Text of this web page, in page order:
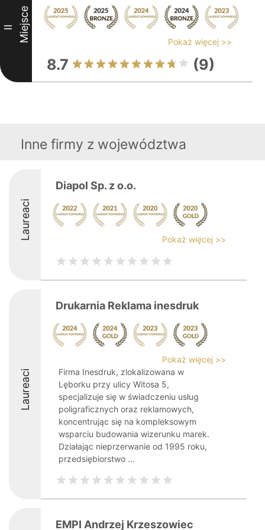
II Miejsce Pokaż więcej >>
8.7 (9)
Inne firmy z województwa
Laureaci
Diapol Sp. z o.o.
Pokaż więcej >>
Laureaci
Drukarnia Reklama inesdruk
Pokaż więcej >>
Firma Inesdruk, zlokalizowana w
Lęborku przy ulicy Witosa 5,
specjalizuje się w świadczeniu usług
poligraficznych oraz reklamowych,
koncentrując się na kompleksowym
wsparciu budowania wizerunku marek.
Działając nieprzerwanie od 1995 roku,
przedsiębiorstwo ...
EMPI Andrzej Krzeszowiec